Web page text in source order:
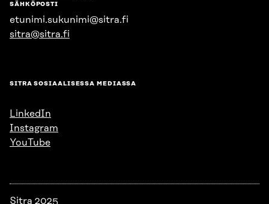
SÄHKÖPOSTI
etunimi.sukunimi@sitra.fi
sitra@sitra.fi
SITRA SOSIAALISESSA MEDIASSA
LinkedIn
Instagram
YouTube
Sitra 2025